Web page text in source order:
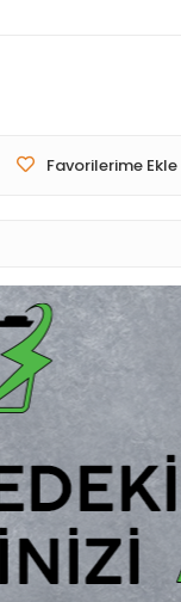
Favorilerime Ekle